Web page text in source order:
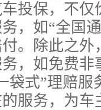
投保，不
，如“全国
。除此之
，如免费
袋式”理赔
服务，为